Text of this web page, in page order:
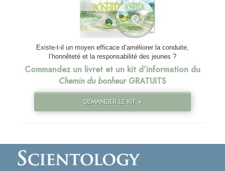
Existe-t-il un moyen efficace d’améliorer la conduite,
l’honnêteté et la responsabilité des jeunes ?
Commandez un livret et un kit d’information du
Chemin du bonheurGRATUITS
DEMANDER LE KIT »